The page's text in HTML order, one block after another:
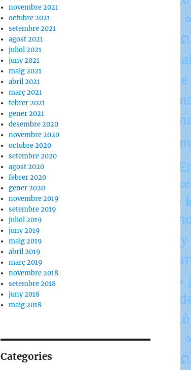
novembre 2021
octubre 2021
setembre 2021
agost 2021
juliol 2021
juny 2021
maig 2021
abril 2021
març 2021
febrer 2021
gener 2021
desembre 2020
novembre 2020
octubre 2020
setembre 2020
agost 2020
febrer 2020
gener 2020
novembre 2019
setembre 2019
juliol 2019
juny 2019
maig 2019
abril 2019
març 2019
novembre 2018
setembre 2018
juny 2018
maig 2018
Categories